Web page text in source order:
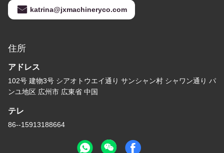
katrina@jxmachineryco.com
住所
アドレス
102号 建物3号 シアオトウエイ通り サンシャン村 シャワン通り パ
ンユ地区 広州市 広東省 中国
テレ
86--15913188664